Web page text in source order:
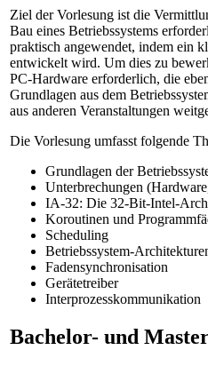
Ziel der Vorlesung ist die
Bau eines Betriebssystems
praktisch angewendet, indem ein
entwickelt wird. Um dies zu
PC-Hardware erforderlich, die
Grundlagen aus dem
aus anderen Veranstaltungen
Die Vorlesung umfasst folgende
Grundlagen der
Unterbrechungen
IA-32: Die 32-Bit-Intel-
Koroutinen und
Scheduling
Betriebssystem-
Fadensynchronisation
Gerätetreiber
Interprozesskommunikation
Bachelor- und